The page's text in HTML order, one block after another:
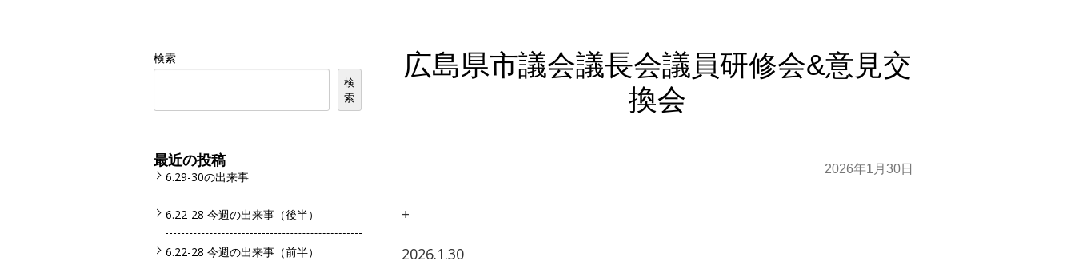
広島県市議会議長会議員研修会&意見交
換会
2026年1月30日
+
2026.1.30
検索
検
索
最近の投稿
6.29-30の出来事
6.22-28 今週の出来事（後半）
6.22-28 今週の出来事（前半）